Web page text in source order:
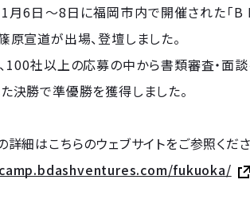
月6日〜8日に福岡市内で開催された「
原宣道が出場、登壇しました。
100社以上の応募の中から書類審査・面
決勝で準優勝を獲得しました。
詳細はこちらのウェブサイトをご参照くださ
fukuoka/